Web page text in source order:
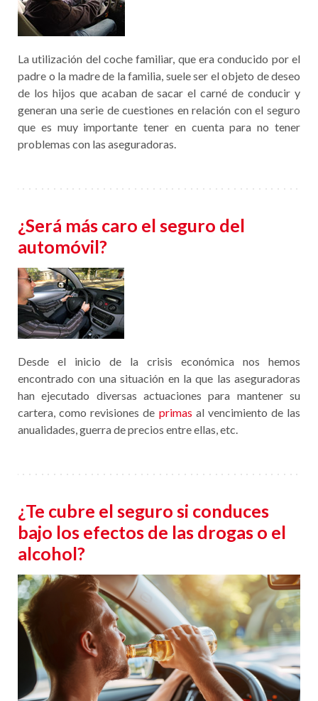
La utilización del coche familiar, que era conducido por el
padre o la madre de la familia, suele ser el objeto de deseo
de los hijos que acaban de sacar el carné de conducir y
generan una serie de cuestiones en relación con el seguro
que es muy importante tener en cuenta para no tener
problemas con las aseguradoras.
¿Será más caro el seguro del
automóvil?
Desde el inicio de la crisis económica nos hemos
encontrado con una situación en la que las aseguradoras
han ejecutado diversas actuaciones para mantener su
cartera, como revisiones de primas al vencimiento de las
anualidades, guerra de precios entre ellas, etc.
¿Te cubre el seguro si conduces
bajo los efectos de las drogas o el
alcohol?